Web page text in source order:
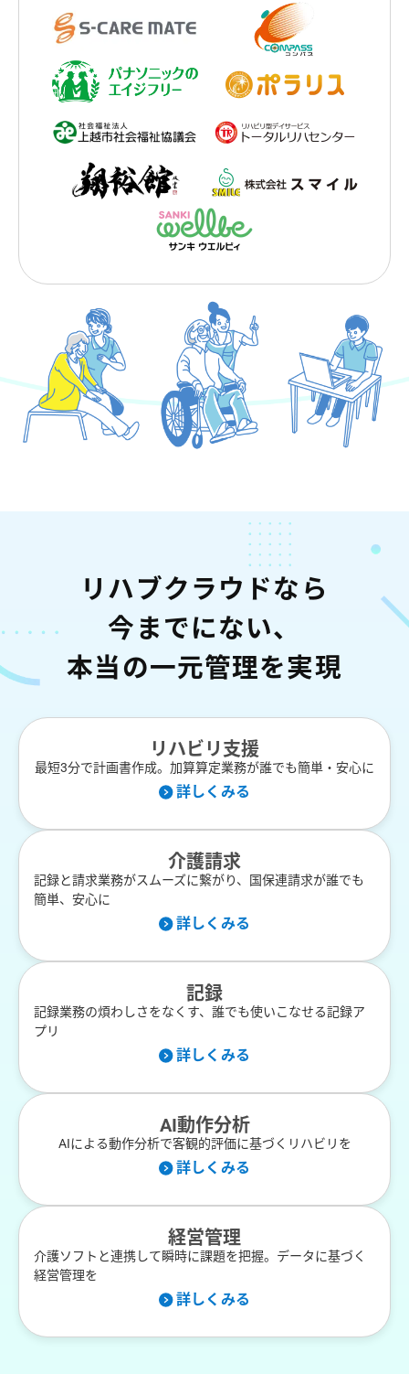
リハブクラウドなら
今までにない、
本当の一元管理を実現
リハビリ支援
最短3分で計画書作成。加算算定業務が誰でも簡単・安心に
詳しくみる
介護請求
記録と請求業務がスムーズに繋がり、国保連請求が誰でも
簡単、安心に
詳しくみる
記録
記録業務の煩わしさをなくす、誰でも使いこなせる記録ア
プリ
詳しくみる
AI動作分析
AIによる動作分析で客観的評価に基づくリハビリを
詳しくみる
経営管理
介護ソフトと連携して瞬時に課題を把握。データに基づく
経営管理を
詳しくみる